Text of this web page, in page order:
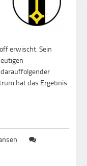
erwischt. Sein
hat das Ergebnis